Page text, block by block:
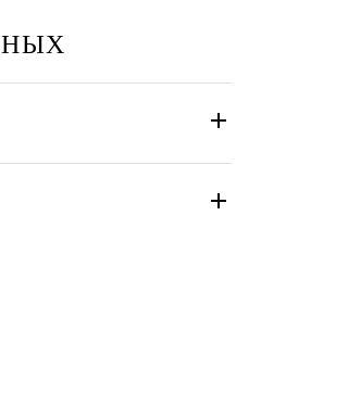
Металл, Серебро, Фарфор,